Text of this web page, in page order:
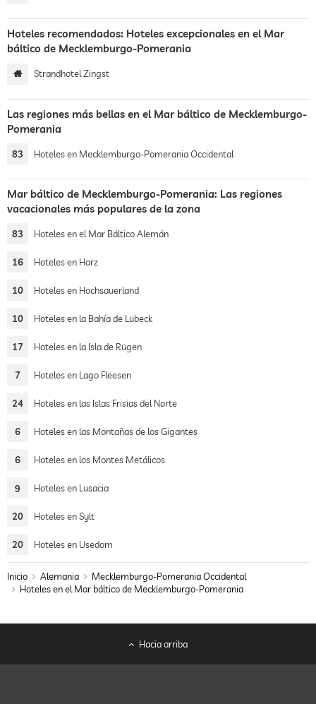
Hoteles recomendados: Hoteles excepcionales en el Mar
báltico de Mecklemburgo-Pomerania
Strandhotel Zingst
Las regiones más bellas en el Mar báltico de Mecklemburgo-
Pomerania
83 Hoteles en Mecklemburgo-Pomerania Occidental
Mar báltico de Mecklemburgo-Pomerania: Las regiones
vacacionales más populares de la zona
83 Hoteles en el Mar Báltico Alemán
16 Hoteles en Harz
10 Hoteles en Hochsauerland
10 Hoteles en la Bahía de Lübeck
17 Hoteles en la Isla de Rügen
7 Hoteles en Lago Fleesen
24 Hoteles en las Islas Frisias del Norte
6 Hoteles en las Montañas de los Gigantes
6 Hoteles en los Montes Metálicos
9 Hoteles en Lusacia
20 Hoteles en Sylt
20 Hoteles en Usedom
Inicio Alemania
Mecklemburgo-Pomerania Occidental
Hoteles en el Mar báltico de Mecklemburgo-Pomerania
Hacia arriba